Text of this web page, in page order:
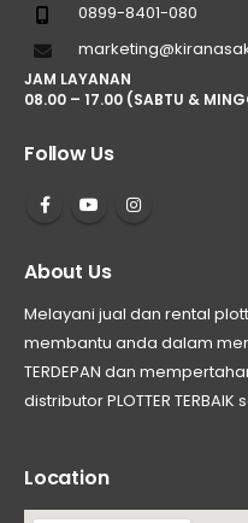
0899-8401-080
JAM LAYANAN
08.00 – 17.00 (SABTU &
Follow Us
About Us
Melayani jual dan rental
membantu anda dalam
TERDEPAN dan
distributor PLOTTER TERBAIK
Location